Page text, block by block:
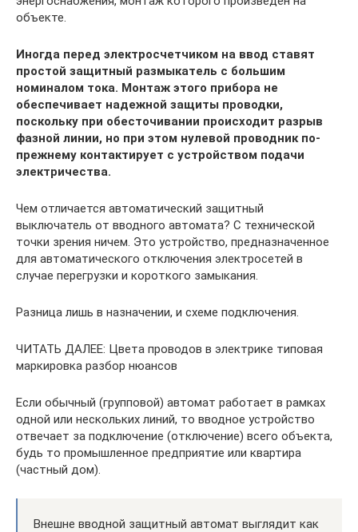
объекте.
Иногда перед электросчетчиком на ввод ставят
простой защитный размыкатель с большим
номиналом тока. Монтаж этого прибора не
обеспечивает надежной защиты проводки,
поскольку при обесточивании происходит разрыв
фазной линии, но при этом нулевой проводник по-
прежнему контактирует с устройством подачи
электричества.
Чем отличается автоматический защитный
выключатель от вводного автомата? С технической
точки зрения ничем. Это устройство, предназначенное
для автоматического отключения электросетей в
случае перегрузки и короткого замыкания.
Разница лишь в назначении, и схеме подключения.
ЧИТАТЬ ДАЛЕЕ: Цвета проводов в электрике типовая
маркировка разбор нюансов
Если обычный (групповой) автомат работает в рамках
одной или нескольких линий, то вводное устройство
отвечает за подключение (отключение) всего объекта,
будь то промышленное предприятие или квартира
(частный дом).
Внешне вводной защитный автомат выглядит как